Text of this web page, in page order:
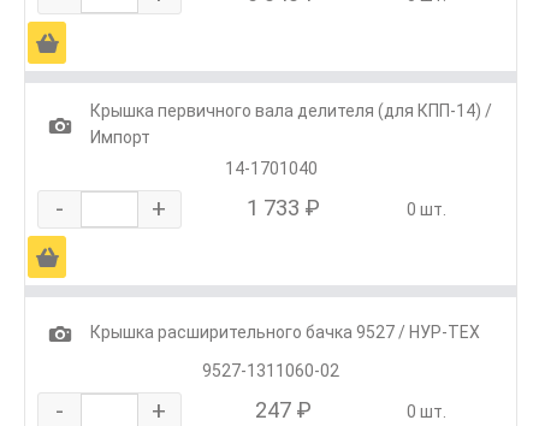
Ä
1
Крышка первичного вала делителя (для КПП-14) /
Импорт
14-1701040
- + 1 733 ₽ 0 шт.
Ä
1
Крышка расширительного бачка 9527 / НУР-ТЕХ
9527-1311060-02
- + 247 ₽ 0 шт.